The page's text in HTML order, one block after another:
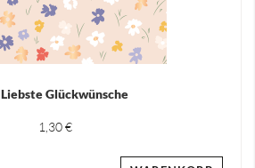
Liebste Glückwünsche
1,30 €